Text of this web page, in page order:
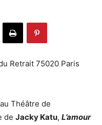
Retrait 75020 Paris
Théâtre de
de Jacky Katu, L’amour